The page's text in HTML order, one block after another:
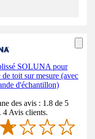
SOLUNA pour
de toit sur mesure (avec
d'échantillon)
des avis : 1.8 de 5
4 Avis clients.